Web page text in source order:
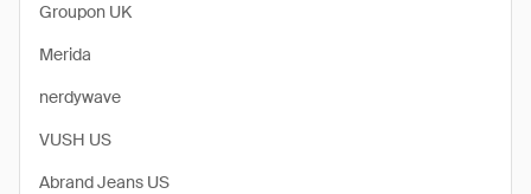
Groupon UK
Merida
nerdywave
VUSH US
Abrand Jeans US